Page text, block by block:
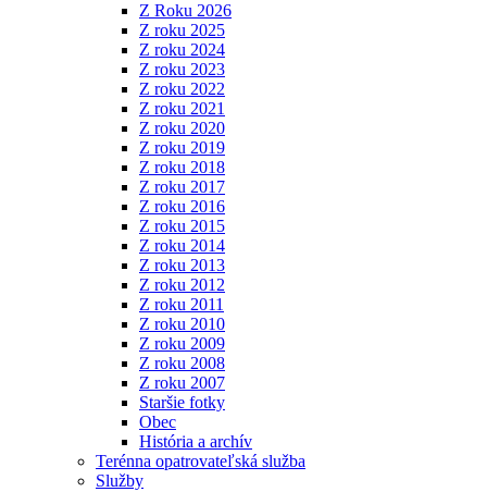
Z Roku 2026
Z roku 2025
Z roku 2024
Z roku 2023
Z roku 2022
Z roku 2021
Z roku 2020
Z roku 2019
Z roku 2018
Z roku 2017
Z roku 2016
Z roku 2015
Z roku 2014
Z roku 2013
Z roku 2012
Z roku 2011
Z roku 2010
Z roku 2009
Z roku 2008
Z roku 2007
Staršie fotky
Obec
História a archív
Terénna opatrovateľská služba
Služby